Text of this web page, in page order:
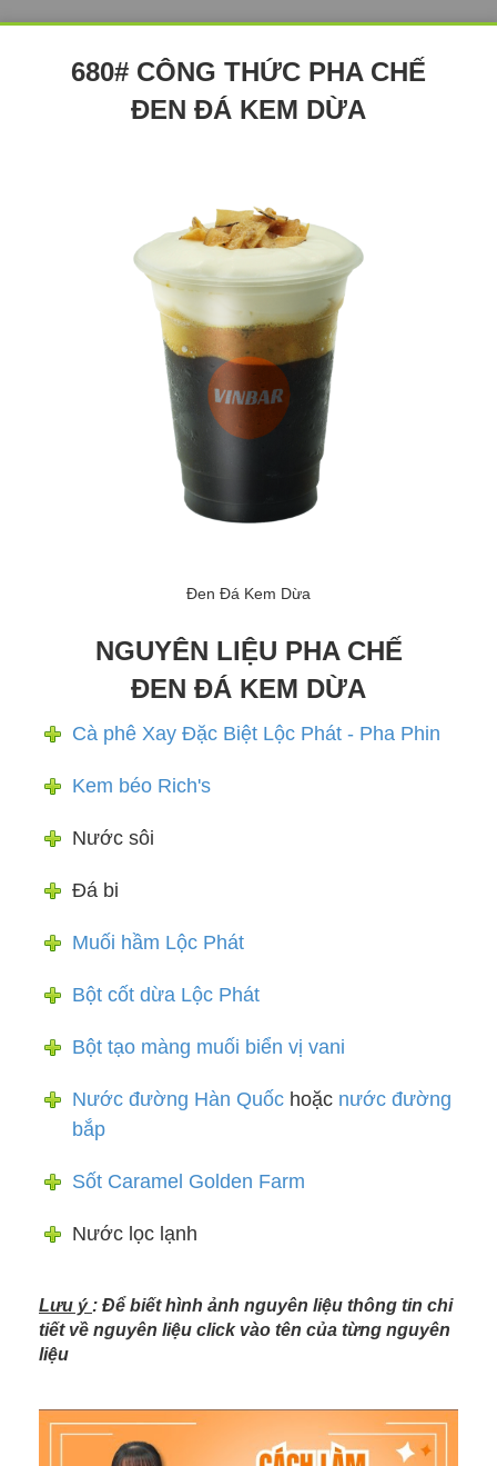
680# CÔNG THỨC PHA CHẾ
ĐEN ĐÁ KEM DỪA
Đen Đá Kem Dừa
NGUYÊN LIỆU PHA CHẾ
ĐEN ĐÁ KEM DỪA
Cà phê Xay Đặc Biệt Lộc Phát - Pha Phin
Kem béo Rich's
Nước sôi
Đá bi
Muối hầm Lộc Phát
Bột cốt dừa Lộc Phát
Bột tạo màng muối biển vị vani
Nước đường Hàn Quốc hoặc nước đường
bắp
Sốt Caramel Golden Farm
Nước lọc lạnh
Lưu ý : Để biết hình ảnh nguyên liệu thông tin chi
tiết về nguyên liệu click vào tên của từng nguyên
liệu